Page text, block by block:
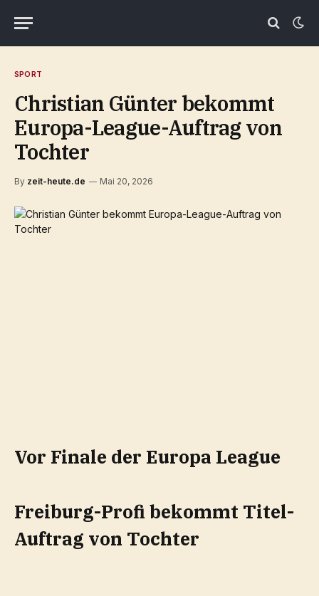
SPORT
Christian Günter bekommt
Europa-League-Auftrag von
Tochter
By zeit-heute.de Mai 20, 2026
Vor Finale der Europa League
Freiburg-Profi bekommt Titel-
Auftrag von Tochter